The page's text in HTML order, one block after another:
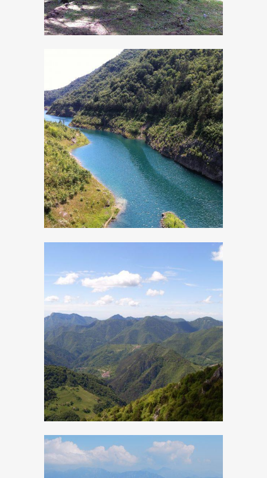
Al Cùel di Zanzanù
Da Cadria al Monte
Caplone